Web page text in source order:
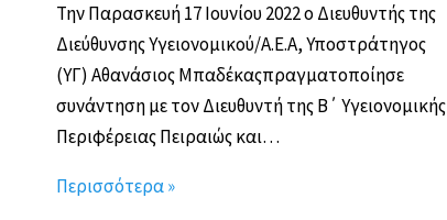
Την Παρασκευή 17 Ιουνίου 2022 ο Διευθυντής της
Διεύθυνσης Υγειονομικού/Α.Ε.Α, Υποστράτηγος
(ΥΓ) Αθανάσιος Μπαδέκαςπραγματοποίησε
συνάντηση με τον Διευθυντή της Β΄ Υγειονομικής
Περιφέρειας Πειραιώς και…
Περισσότερα »